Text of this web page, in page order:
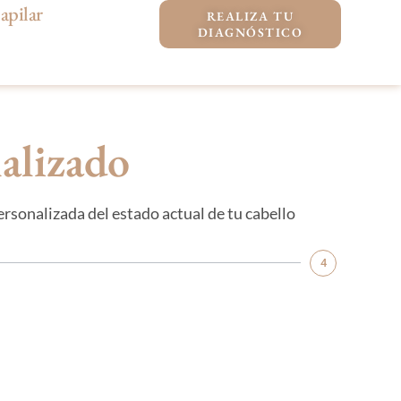
REALIZA TU
DIAGNÓSTICO
del estado actual de tu cabello
4